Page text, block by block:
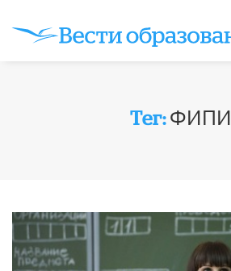
Тег:ФИПИ